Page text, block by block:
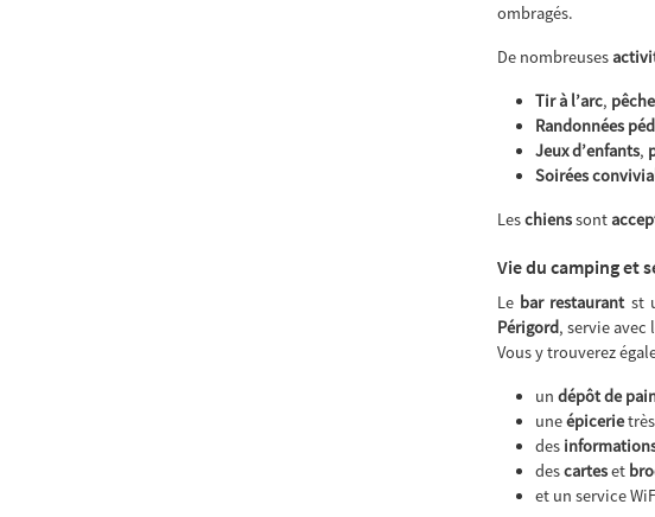
ombragés.
De nombreuses
Tir à l’arc, pêche
Randonnées
Jeux d’enfants,
Soirées
Leschienssont
Vie du camping et
Le bar restaurantst
Périgord, servie avec
Vous y trouverez
un dépôt de
uneépicerietrès
des
descarteset
et un service